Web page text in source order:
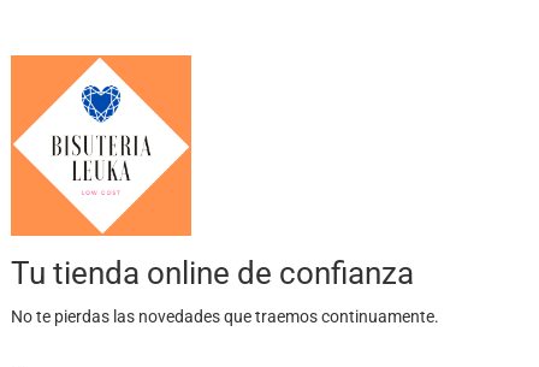
Tu tienda online de confianza
No te pierdas las novedades que traemos continuamente.